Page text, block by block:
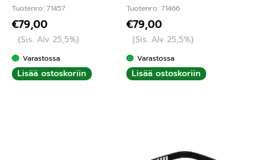
Tuotenro: 71457
€79,00
(Sis. Alv 25,5%)
Varastossa
Lisää ostoskoriin
Tuotenro: 71466
€79,00
(Sis. Alv 25,5%)
Varastossa
Lisää ostoskoriin